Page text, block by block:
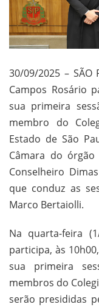
30/09/2025 – SÃO
Campos Rosário
sua primeira
membro do
Estado de São
Câmara do
Conselheiro
que conduz as
Marco Bertaiolli.
Na quarta-feira
participa, às
sua primeira
membros do
serão presididas